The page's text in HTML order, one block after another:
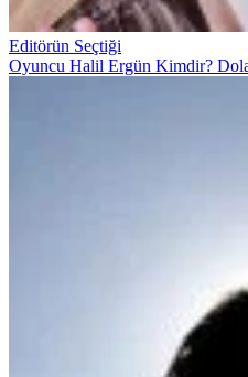
Editörün Seçtiği
Oyuncu Halil Ergün Kimdir?